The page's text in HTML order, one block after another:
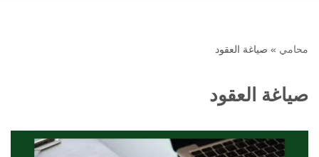
محامي » صياغة العقود
صياغة العقود